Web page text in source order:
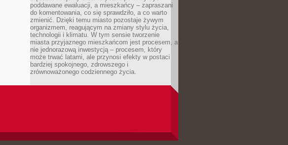
poddawane ewaluacji, a mieszkańcy – zapraszani
do komentowania, co się sprawdziło, a co warto
zmienić. Dzięki temu miasto pozostaje żywym
organizmem, reagującym na zmiany stylu życia,
technologii i klimatu. W tym sensie tworzenie
miasta przyjaznego mieszkańcom jest procesem, a
nie jednorazową inwestycją – procesem, który
może trwać latami, ale przynosi efekty w postaci
bardziej spokojnego, zdrowszego i
zrównoważonego codziennego życia.